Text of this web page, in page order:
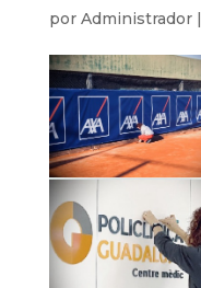
por Administrador|